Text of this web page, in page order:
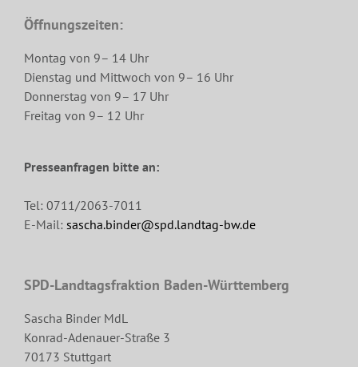
Öffnungszeiten:
Montag von 9– 14 Uhr
Dienstag und Mittwoch von 9– 16 Uhr
Donnerstag von 9– 17 Uhr
Freitag von 9– 12 Uhr
Presseanfragen bitte an:
Tel: 0711/2063-7011
E-Mail: sascha.binder@spd.landtag-bw.de
SPD-Landtagsfraktion Baden-Württemberg
Sascha Binder MdL
Konrad-Adenauer-Straße 3
70173 Stuttgart